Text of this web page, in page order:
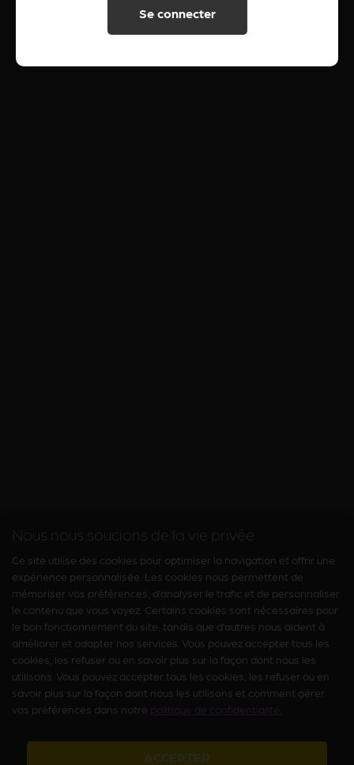
Se connecter
Nous nous soucions de la vie privée
Ce site utilise des cookies pour optimiser la navigation et offrir une
expérience personnalisée. Les cookies nous permettent de
mémoriser vos préférences, d’analyser le trafic et de personnaliser
le contenu que vous voyez. Certains cookies sont nécessaires pour
le bon fonctionnement du site, tandis que d’autres nous aident à
améliorer et adapter nos services. Vous pouvez accepter tous les
cookies, les refuser ou en savoir plus sur la façon dont nous les
utilisons. Vous pouvez accepter tous les cookies, les refuser ou en
savoir plus sur la façon dont nous les utilisons et comment gérer
vos préférences dans notre politique de confidentialité.
ACCEPTER